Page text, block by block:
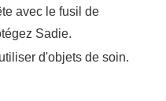
avec le fusil de
Sadie.
d'objets de soin.